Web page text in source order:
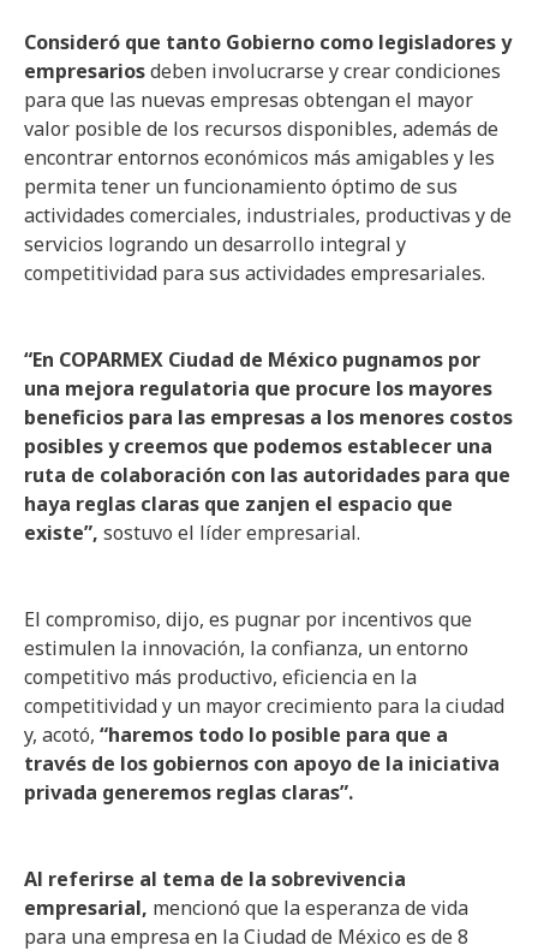
Consideró que tanto Gobierno como legisladores y
empresariosdeben involucrarse y crear condiciones
para que las nuevas empresas obtengan el mayor
valor posible de los recursos disponibles, además de
encontrar entornos económicos más amigables y les
permita tener un funcionamiento óptimo de sus
actividades comerciales, industriales, productivas y de
servicios logrando un desarrollo integral y
competitividad para sus actividades empresariales.
“En COPARMEX Ciudad de México pugnamos por
una mejora regulatoria que procure los mayores
beneficios para las empresas a los menores costos
posibles y creemos que podemos establecer una
ruta de colaboración con las autoridades para que
haya reglas claras que zanjen el espacio que
existe”, sostuvo el líder empresarial.
El compromiso, dijo, es pugnar por incentivos que
estimulen la innovación, la confianza, un entorno
competitivo más productivo, eficiencia en la
competitividad y un mayor crecimiento para la ciudad
y, acotó, “haremos todo lo posible para que a
través de los gobiernos con apoyo de la iniciativa
privada generemos reglas claras”.
Al referirse al tema de la sobrevivencia
empresarial, mencionó que la esperanza de vida
para una empresa en la Ciudad de México es de 8